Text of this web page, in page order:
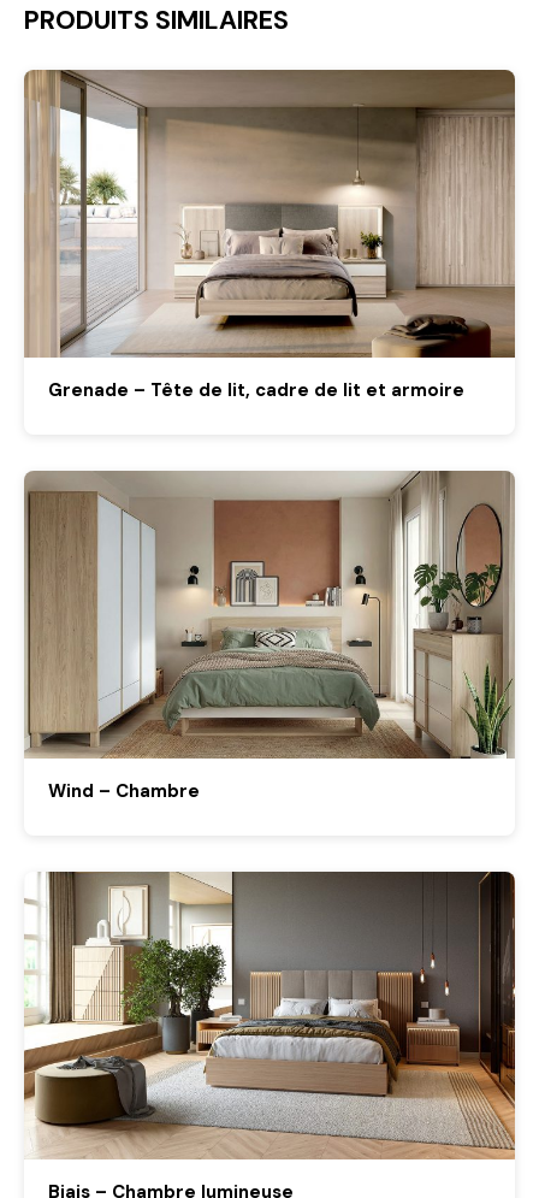
PRODUITS SIMILAIRES
Grenade – Tête de lit, cadre de lit et armoire
Wind – Chambre
Biais – Chambre lumineuse